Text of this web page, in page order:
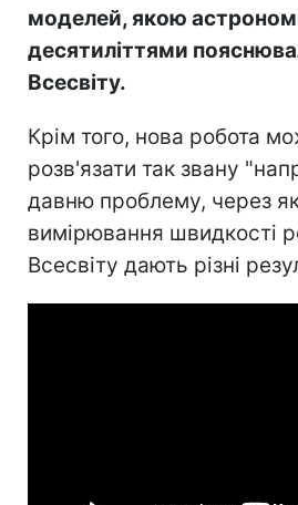
моделей, якою
десятиліттями
Всесвіту.
Крім того, нова робота
розв'язати так звану
давню проблему, через
вимірювання швидкості
Всесвіту дають різні